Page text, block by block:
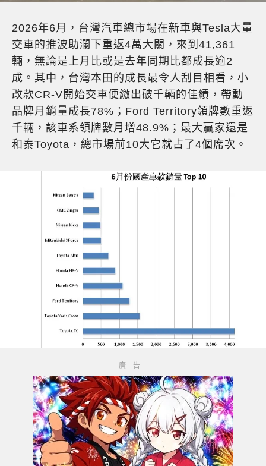
2026年6月，台灣汽車總市場在新車與Tesla大量
交車的推波助瀾下重返4萬大關，來到41,361
輛，無論是上月比或是去年同期比都成長逾2
成。其中，台灣本田的成長最令人刮目相看，小
改款CR-V開始交車便繳出破千輛的佳績，帶動
品牌月銷量成長78%；Ford Territory領牌數重返
千輛，該車系領牌數月增48.9%；最大贏家還是
和泰Toyota，總市場前10大它就占了4個席次。